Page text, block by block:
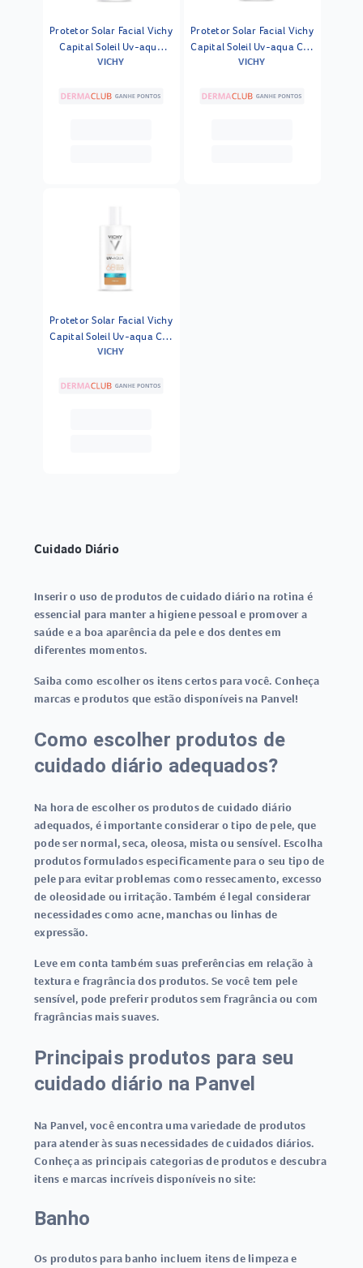
Protetor Solar Facial Vichy
Capital Soleil Uv-aqua
Sem Cor Fps60 40ml
VICHY
Protetor Solar Facial Vichy
Capital Soleil Uv-aqua Cor
2 Fps60 40ml
VICHY
Protetor Solar Facial Vichy
Capital Soleil Uv-aqua Cor
4 Fps60 40ml
VICHY
Cuidado Diário
Inserir o uso de produtos de cuidado diário na rotina é
essencial para manter a higiene pessoal e promover a
saúde e a boa aparência da pele e dos dentes em
diferentes momentos.
Saiba como escolher os itens certos para você. Conheça
marcas e produtos que estão disponíveis na Panvel!
Como escolher produtos de
cuidado diário adequados?
Na hora de escolher os produtos de cuidado diário
adequados, é importante considerar o tipo de pele, que
pode ser normal, seca, oleosa, mista ou sensível. Escolha
produtos formulados especificamente para o seu tipo de
pele para evitar problemas como ressecamento, excesso
de oleosidade ou irritação. Também é legal considerar
necessidades como acne, manchas ou linhas de
expressão.
Leve em conta também suas preferências em relação à
textura e fragrância dos produtos. Se você tem pele
sensível, pode preferir produtos sem fragrância ou com
fragrâncias mais suaves.
Principais produtos para seu
cuidado diário na Panvel
Na Panvel, você encontra uma variedade de produtos
para atender às suas necessidades de cuidados diários.
Conheça as principais categorias de produtos e descubra
itens e marcas incríveis disponíveis no site:
Banho
Os produtos para banho incluem itens de limpeza e